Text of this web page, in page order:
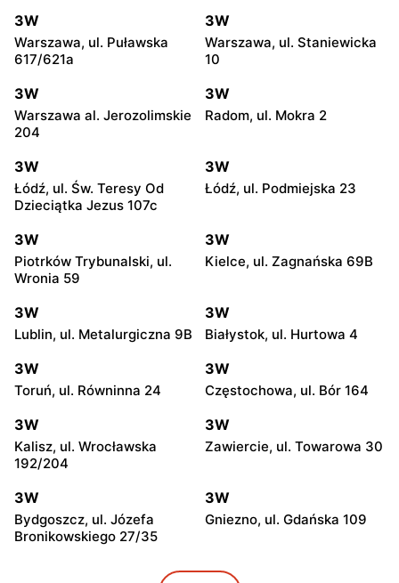
3W
Warszawa, ul. Puławska
617/621a
3W
Warszawa, ul. Staniewicka
10
3W
Warszawa al. Jerozolimskie
204
3W
Radom, ul. Mokra 2
3W
Łódź, ul. Św. Teresy Od
Dzieciątka Jezus 107c
3W
Łódź, ul. Podmiejska 23
3W
Piotrków Trybunalski, ul.
Wronia 59
3W
Kielce, ul. Zagnańska 69B
3W
Lublin, ul. Metalurgiczna 9B
3W
Białystok, ul. Hurtowa 4
3W
Toruń, ul. Równinna 24
3W
Częstochowa, ul. Bór 164
3W
Kalisz, ul. Wrocławska
192/204
3W
Zawiercie, ul. Towarowa 30
3W
Bydgoszcz, ul. Józefa
Bronikowskiego 27/35
3W
Gniezno, ul. Gdańska 109
3W